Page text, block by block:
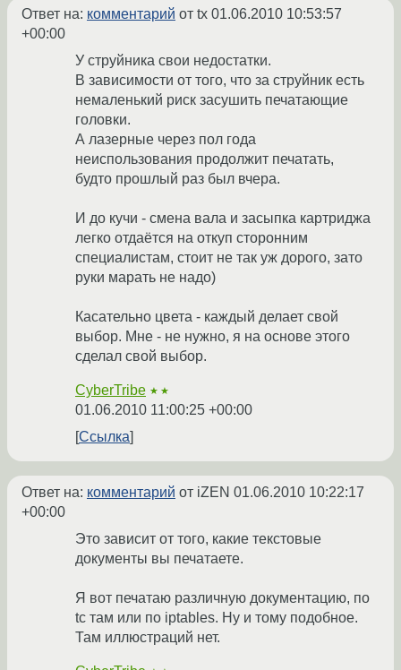
Ответ на: комментарий от tx 01.06.2010 10:53:57
+00:00
У струйника свои недостатки.
В зависимости от того, что за струйник есть
немаленький риск засушить печатающие
головки.
А лазерные через пол года
неиспользования продолжит печатать,
будто прошлый раз был вчера.
И до кучи - смена вала и засыпка картриджа
легко отдаётся на откуп сторонним
специалистам, стоит не так уж дорого, зато
руки марать не надо)
Касательно цвета - каждый делает свой
выбор. Мне - не нужно, я на основе этого
сделал свой выбор.
CyberTribe ★★
01.06.2010 11:00:25 +00:00
Ссылка
Ответ на: комментарий от iZEN 01.06.2010 10:22:17
+00:00
Это зависит от того, какие текстовые
документы вы печатаете.
Я вот печатаю различную документацию, по
tc там или по iptables. Ну и тому подобное.
Там иллюстраций нет.